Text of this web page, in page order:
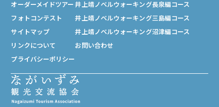
オーダーメイドツアー
フォトコンテスト
サイトマップ
リンクについて
プライバシーポリシー
井上靖ノベルウォーキング長泉編コース
井上靖ノベルウォーキング三島編コース
井上靖ノベルウォーキング沼津編コース
お問い合わせ